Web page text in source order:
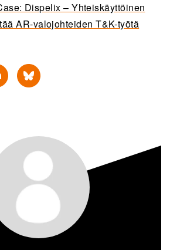
Dispelix – Yhteiskäyttöinen
AR-valojohteiden T&K-työtä